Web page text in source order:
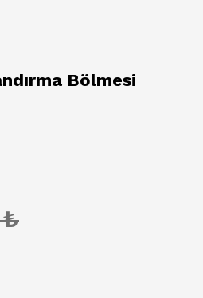
Bölmesi
₺